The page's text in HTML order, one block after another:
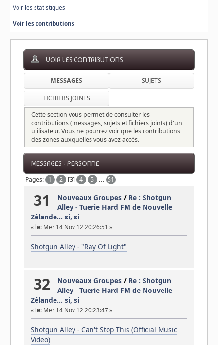
Voir les statistiques
Voir les contributions
VOIR LES CONTRIBUTIONS
MESSAGES SUJETS
FICHIERS JOINTS
Cette section vous permet de consulter les
contributions (messages, sujets et fichiers joints) d'un
utilisateur. Vous ne pourrez voir que les contributions
des zones auxquelles vous avez accès.
MESSAGES - PERSONNE
Pages: 1 2 [3] 4 5 ... 51
31 Nouveaux Groupes / Re : Shotgun
Alley - Tuerie Hard FM de Nouvelle
Zélande... si, si
« le:Mer 14 Nov 12 20:26:51 »
Shotgun Alley - "Ray Of Light"
32 Nouveaux Groupes / Re : Shotgun
Alley - Tuerie Hard FM de Nouvelle
Zélande... si, si
« le:Mer 14 Nov 12 20:23:47 »
Shotgun Alley - Can't Stop This (Official Music
Video)